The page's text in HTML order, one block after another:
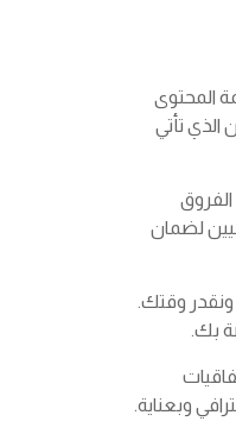
المحتوى
الذي تأتي
لضمان
ونقدر وقتك.
بك.
وبعناية.